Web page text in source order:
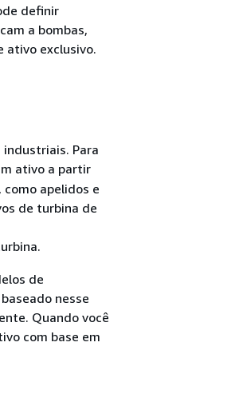
definir
a bombas,
ativo exclusivo.
Para
ativo a partir
apelidos e
de turbina de
de
nesse
Quando você
com base em